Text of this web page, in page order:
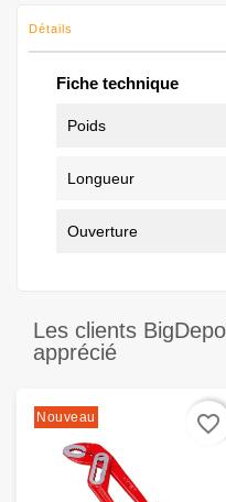
Détails
Fiche technique
Poids
Longueur
Ouverture
Les clients
apprécié
Nouveau favorite_border